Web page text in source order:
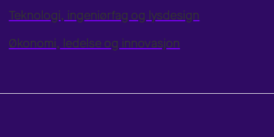
Teknologi, ingeniørfag og lysdesign
Økonomi, ledelse og innovasjon